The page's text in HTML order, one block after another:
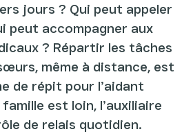
jours ? Qui peut appeler
peut accompagner aux
? Répartir les tâches
même à distance, est
de répit pour l’aidant
est loin, l’auxiliaire
de relais quotidien.